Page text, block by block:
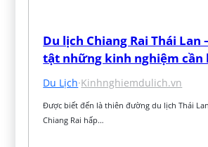
Du lịch Chiang Rai Thái Lan
tật những kinh nghiệm cần
Du Lịch·Kinhnghiemdulich.vn
Được biết đến là thiên đường du lịch Thái
Chiang Rai hấp…